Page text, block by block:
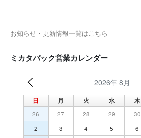
お知らせ・更新情報一覧はこちら
ミカタパック営業カレンダー
2026年 8月
日 月 火 水 木
26 27 28 29 30
2
3 4 5 6